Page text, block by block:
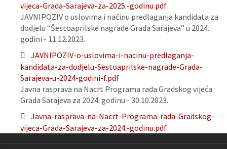
vijeca-Grada-Sarajeva-za-2025.-godinu.pdf
JAVNIPOZIV o uslovima i načinu predlaganja kandidata za
dodjelu “Šestoaprilske nagrade Grada Sarajeva” u 2024.
godini - 11.12.2023.
JAVNIPOZIV-o-uslovima-i-nacinu-predlaganja-
kandidata-za-dodjelu-Sestoaprilske-nagrade-Grada-
Sarajeva-u-2024-godini-f.pdf
Javna rasprava na Nacrt Programa rada Gradskog vijeća
Grada Sarajeva za 2024. godinu - 30.10.2023.
Javna-rasprava-na-Nacrt-Programa-rada-Gradskog-
vijeca-Grada-Sarajeva-za-2024.-godinu.pdf